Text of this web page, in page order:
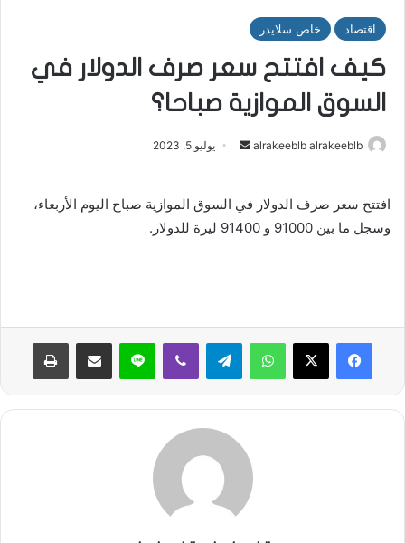
اقتصاد خاص سلايدر
كيف افتتح سعر صرف الدولار في
السوق الموازية صباحا؟
alrakeeblb alrakeeblb
أرسل يوليو 5, 2023
افتتح سعر صرف الدولار في السوق الموازية صباح اليوم الأربعاء،
وسجل ما بين 91000 و 91400 ليرة للدولار.
واتساب تيلقرام ڤايبر لاين مشاركة عبر البريد طباعة